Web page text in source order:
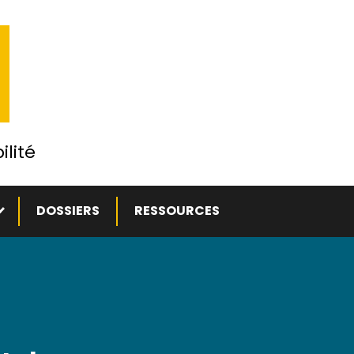
menu
DOSSIERS RESSOURCES